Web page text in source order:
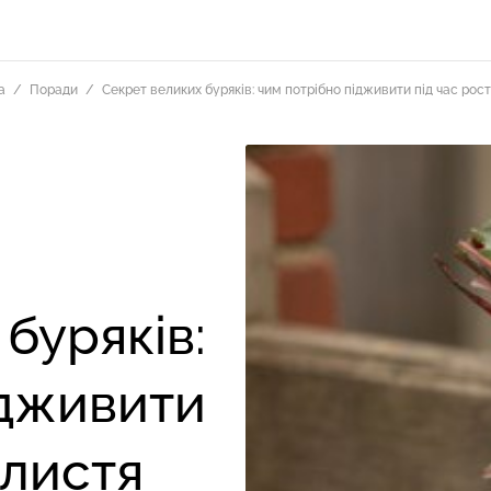
Поради Секрет великих буряків: чим потрібно підживити під час